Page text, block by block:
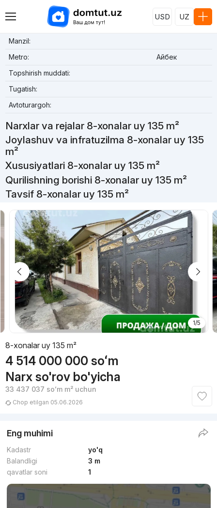
USD UZ
Manzil:
Metro:
Айбек
Topshirish muddati:
Tugatish:
Avtoturargoh:
Narxlar va rejalar 8-xonalar uy 135 m²
Joylashuv va infratuzilma 8-xonalar uy 135
m²
Xususiyatlari 8-xonalar uy 135 m²
Qurilishning borishi 8-xonalar uy 135 m²
Tavsif 8-xonalar uy 135 m²
1/5
8-xonalar uy 135 m²
4 514 000 000 soʻm
Narx so'rov bo'yicha
33 437 037 soʻmm² uchun
Chop etilgan 05.06.2026
Eng muhimi
Kadastr
yo'q
Balandligi
3 m
qavatlar soni
1